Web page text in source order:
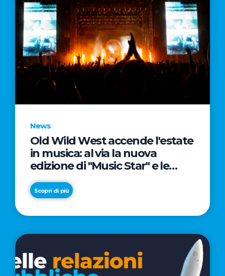
News
Old Wild West accende l'estate
in musica: al via la nuova
edizione di "Music Star" e le
prestigiose partnership con
Radio Italia e Live Nation
Scopri di più